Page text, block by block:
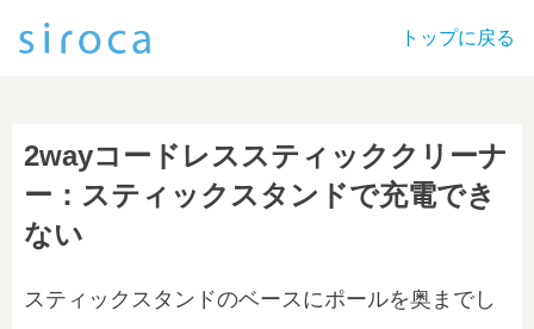
トップに戻る
2wayコードレススティッククリーナ
ー：スティックスタンドで充電でき
ない
スティックスタンドのベースにポールを奥までし